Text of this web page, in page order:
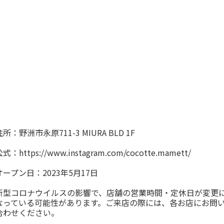
所：野洲市永原711-3 MIURA BLD 1F
： https://www.instagram.com/cocotte.mamett/
ープン日：2023年5月17日
型コロナウイルスの影響で、店舗の営業時間・定休日が変更
っている可能性があります。ご来店の際には、各お店にお問
わせください。